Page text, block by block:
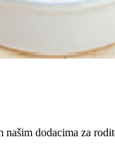
našim dodacima za